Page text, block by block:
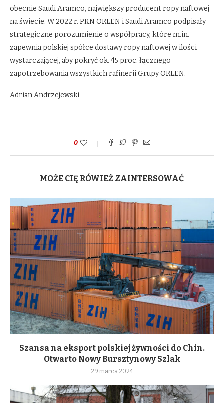
obecnie Saudi Aramco, największy producent ropy naftowej
na świecie. W 2022 r. PKN ORLEN i Saudi Aramco podpisały
strategiczne porozumienie o współpracy, które m.in.
zapewnia polskiej spółce dostawy ropy naftowej w ilości
wystarczającej, aby pokryć ok. 45 proc. łącznego
zapotrzebowania wszystkich rafinerii Grupy ORLEN.
Adrian Andrzejewski
0
MOŻE CIĘ RÓWIEŻ ZAINTERSOWAĆ
Szansa na eksport polskiej żywności do Chin.
Otwarto Nowy Bursztynowy Szlak
29 marca 2024